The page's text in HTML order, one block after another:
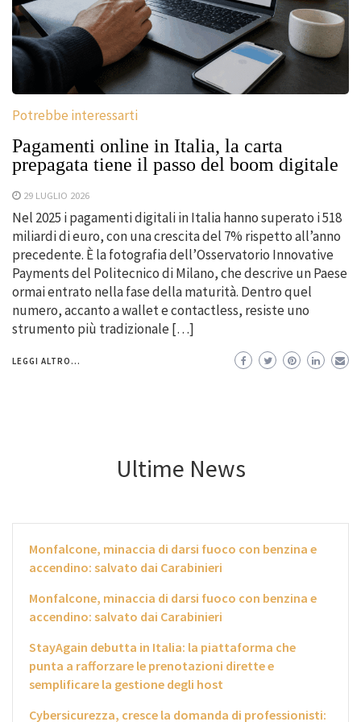
Potrebbe interessarti
Pagamenti online in Italia, la carta
prepagata tiene il passo del boom digitale
29 LUGLIO 2026
Nel 2025 i pagamenti digitali in Italia hanno superato i 518
miliardi di euro, con una crescita del 7% rispetto all’anno
precedente. È la fotografia dell’Osservatorio Innovative
Payments del Politecnico di Milano, che descrive un Paese
ormai entrato nella fase della maturità. Dentro quel
numero, accanto a wallet e contactless, resiste uno
strumento più tradizionale […]
LEGGI ALTRO...
Ultime News
Monfalcone, minaccia di darsi fuoco con benzina e
accendino: salvato dai Carabinieri
Monfalcone, minaccia di darsi fuoco con benzina e
accendino: salvato dai Carabinieri
StayAgain debutta in Italia: la piattaforma che
punta a rafforzare le prenotazioni dirette e
semplificare la gestione degli host
Cybersicurezza, cresce la domanda di professionisti: